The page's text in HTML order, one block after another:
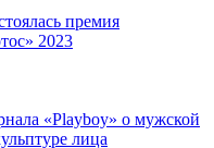
премия
2023
«Playboy» о мужской
лица